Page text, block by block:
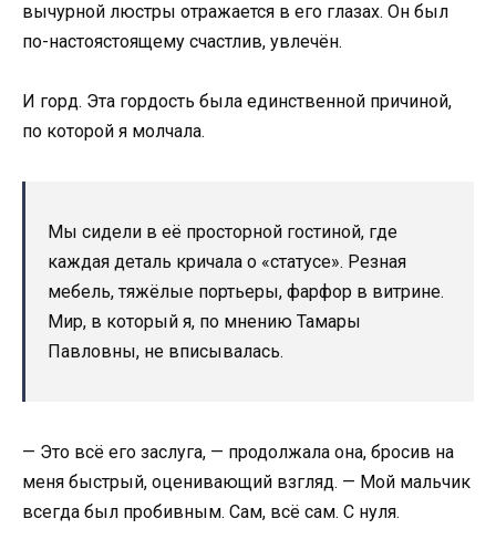
вычурной люстры отражается в его глазах. Он был
по-настоястоящему счастлив, увлечён.
И горд. Эта гордость была единственной причиной,
по которой я молчала.
Мы сидели в её просторной гостиной, где
каждая деталь кричала о «статусе». Резная
мебель, тяжёлые портьеры, фарфор в витрине.
Мир, в который я, по мнению Тамары
Павловны, не вписывалась.
— Это всё его заслуга, — продолжала она, бросив на
меня быстрый, оценивающий взгляд. — Мой мальчик
всегда был пробивным. Сам, всё сам. С нуля.